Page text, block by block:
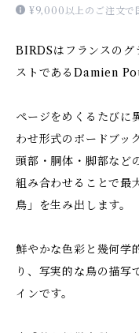
¥9,000以上のご注文で
BIRDSはフランスのグ
ストであるDamien
ページをめくるたびに
わせ形式のボードブッ
頭部・胴体・脚部など
組み合わせることで最
鳥」を生み出します。
鮮やかな色彩と幾何学
り、写実的な鳥の描写
インです。